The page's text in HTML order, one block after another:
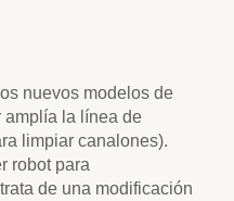
nuevos modelos de
amplía la línea de
limpiar canalones).
robot para
de una modificación